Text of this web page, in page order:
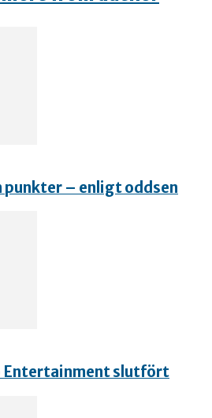
punkter – enligt oddsen
Entertainment slutfört